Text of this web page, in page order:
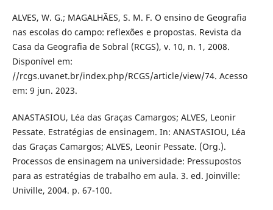
ALVES, W. G.; MAGALHÃES, S. M. F. O ensino de Geografia
nas escolas do campo: reflexões e propostas. Revista da
Casa da Geografia de Sobral (RCGS), v. 10, n. 1, 2008.
Disponível em:
//rcgs.uvanet.br/index.php/RCGS/article/view/74. Acesso
em: 9 jun. 2023.
ANASTASIOU, Léa das Graças Camargos; ALVES, Leonir
Pessate. Estratégias de ensinagem. In: ANASTASIOU, Léa
das Graças Camargos; ALVES, Leonir Pessate. (Org.).
Processos de ensinagem na universidade: Pressupostos
para as estratégias de trabalho em aula. 3. ed. Joinville:
Univille, 2004. p. 67-100.